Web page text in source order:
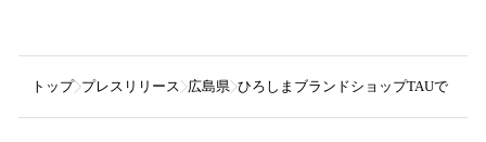
トップ プレスリリース 広島県 ひろしまブランドショップTAUで『ひ